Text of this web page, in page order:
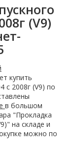
(V9)
купить
с 2008г (V9) по
в большом
"Прокладка
на складе и
можно по